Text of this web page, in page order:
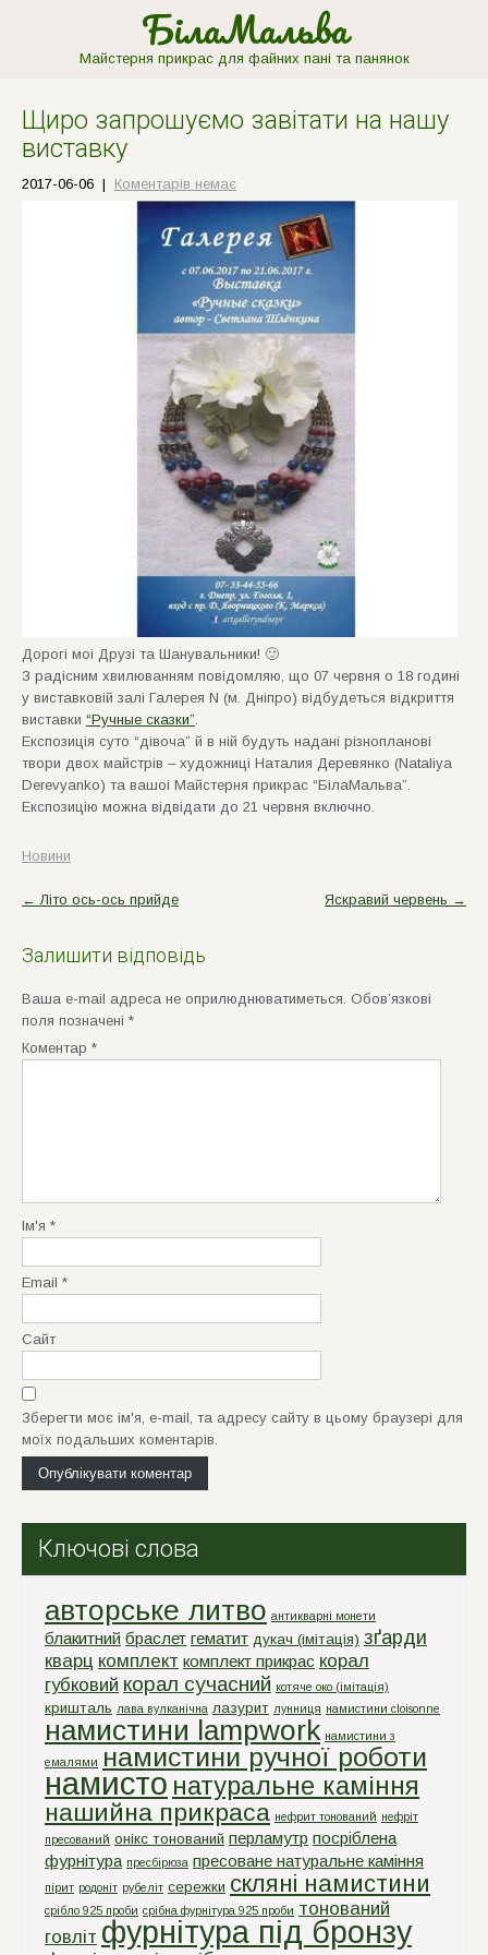
БілаМальва
Майстерня прикрас для файних пані та панянок
Щиро запрошуємо завітати на нашу
виставку
2017-06-06 | Коментарів немає
Дорогi моi Друзi та Шанувальники! 🙂
З радiсним хвилюванням повiдомляю, що 07 червня о 18 годинi
у виставковiй залi Галерея N (м. Дніпро) вiдбудеться вiдкриття
виставки “Ручные сказки”.
Експозицiя суто “дiвоча” й в нiй будуть наданi рiзноплановi
твори двох майстрiв – художницi Наталия Деревянко (Nataliya
Derevyanko) та вашоi Майстерня прикрас “БiлаМальва”.
Експозицiю можна вiдвiдати до 21 червня включно.
Новини
P
s
n
a
v
i
o
← Літо ось-ось прийде Яскравий червень →
Залишити відповідь
Ваша e-mail адреса не оприлюднюватиметься. Обов’язкові
поля позначені *
Коментар *
Ім'я *
Email *
Сайт
Зберегти моє ім'я, e-mail, та адресу сайту в цьому браузері для
моїх подальших коментарів.
Ключові слова
авторське литво антикварні монети
блакитний браслет гематит дукач (імітація) зґарди
кварц комплект комплект прикрас корал
губковий корал сучасний котяче око (імітація)
кришталь лава вулканічна лазурит лунниця намистини cloisonne
намистини lampwork намистини з
емалями намистини ручної роботи
намисто натуральне каміння
нашийна прикраса нефрит тонований нефріт
пресований онікс тонований перламутр посріблена
фурнітура пресбірюза пресоване натуральне каміння
пірит родоніт рубеліт сережки скляні намистини
срiбло 925 проби срiбна фурнiтура 925 проби тонований
говліт фурнітура під бронзу